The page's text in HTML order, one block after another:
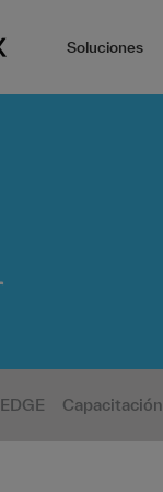
Soluciones
EDGE Capacitación